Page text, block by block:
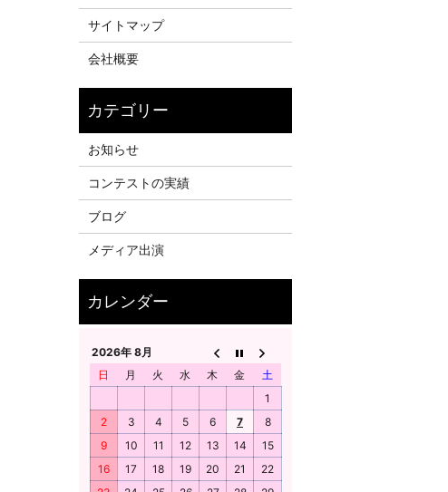
サイトマップ
会社概要
お知らせ
コンテストの実績
ブログ
メディア出演
2026年 8月
日
月 火 水 木 金
土
1
2
3 4 5 6 7
8
9
10 11 12 13 14
15
16
17 18 19 20 21
22